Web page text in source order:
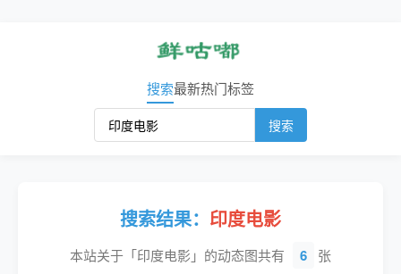
搜索最新热门标签
搜索
搜索结果： 印度电影
本站关于「印度电影」的动态图共有 6 张